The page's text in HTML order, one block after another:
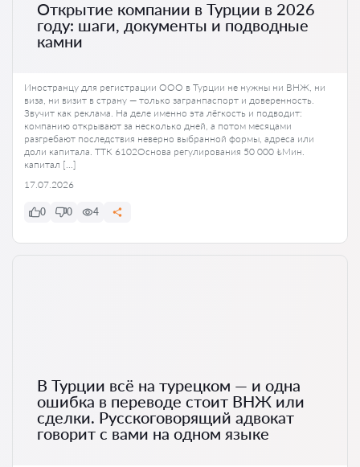
Открытие компании в Турции в 2026
году: шаги, документы и подводные
камни
Иностранцу для регистрации ООО в Турции не нужны ни ВНЖ, ни
виза, ни визит в страну — только загранпаспорт и доверенность.
Звучит как реклама. На деле именно эта лёгкость и подводит:
компанию открывают за несколько дней, а потом месяцами
разгребают последствия неверно выбранной формы, адреса или
доли капитала. ТТК 6102Основа регулирования 50 000 ₺Мин.
капитал […]
17.07.2026
0 0 4
В Турции всё на турецком — и одна
ошибка в переводе стоит ВНЖ или
сделки. Русскоговорящий адвокат
говорит с вами на одном языке